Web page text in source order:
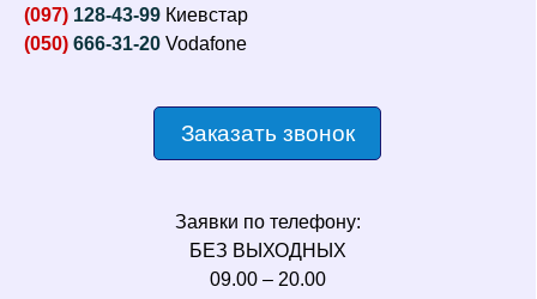
(097) 128-43-99 Киевстар
(050) 666-31-20 Vodafone
Заказать звонок
Заявки по телефону:
БЕЗ ВЫХОДНЫХ
09.00 – 20.00